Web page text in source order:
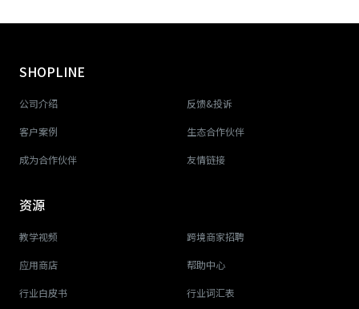
SHOPLINE
公司介绍 反馈&投诉
客户案例 生态合作伙伴
成为合作伙伴 友情链接
资源
教学视频 跨境商家招聘
应用商店 帮助中心
行业白皮书 行业词汇表